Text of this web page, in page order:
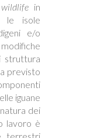
wildlife in
le isole
e/o
struttura
previsto
iguane
dei
lavoro è